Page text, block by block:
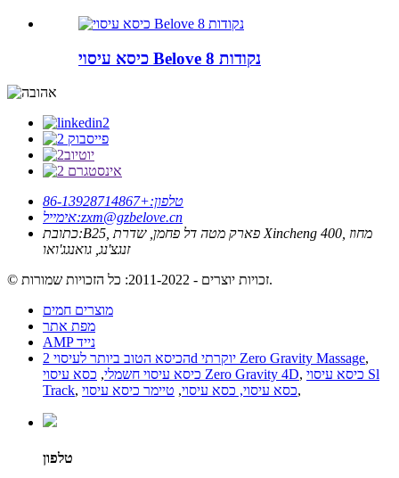
כיסא עיסוי Belove 8 נקודות
טלפון:+86-13928714867
אימייל:zxm@gzbelove.cn
כתובת:B25, פארק מטה דל פחמן, שדרת Xincheng 400, מחוז
זנגצ'נג, גואנגג'ואו
© זכויות יוצרים - 2011-2022: כל הזכויות שמורות.
מוצרים חמים
מפת אתר
AMP נייד
הכיסא הטוב ביותר לעיסוי 2d יוקרתי Zero Gravity Massage,
כיסא עיסוי חשמלי, כסא עיסוי Zero Gravity 4D, כיסא עיסוי Sl
Track, כסא עיסוי, כסא עיסוי, טיימר כיסא עיסוי ,
טלפון